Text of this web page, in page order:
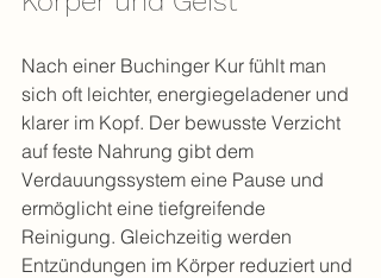
Nach einer Buchinger Kur fühlt man
sich oft leichter, energiegeladener und
klarer im Kopf. Der bewusste Verzicht
auf feste Nahrung gibt dem
Verdauungssystem eine Pause und
ermöglicht eine tiefgreifende
Reinigung. Gleichzeitig werden
Entzündungen im Körper reduziert und